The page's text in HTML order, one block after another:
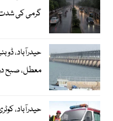
گرمی کی
حیدرآباد،
معطل، صبح
حیدرآباد،